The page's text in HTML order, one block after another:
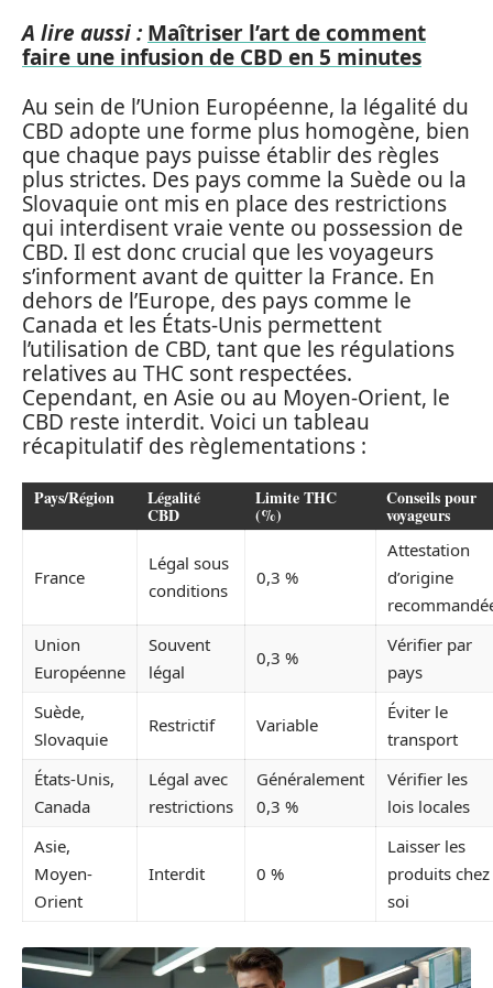
A lire aussi : Maîtriser l’art de comment
faire une infusion de CBD en 5 minutes
Au sein de l’Union Européenne, la légalité du
CBD adopte une forme plus homogène, bien
que chaque pays puisse établir des règles
plus strictes. Des pays comme la Suède ou la
Slovaquie ont mis en place des restrictions
qui interdisent vraie vente ou possession de
CBD. Il est donc crucial que les voyageurs
s’informent avant de quitter la France. En
dehors de l’Europe, des pays comme le
Canada et les États-Unis permettent
l’utilisation de CBD, tant que les régulations
relatives au THC sont respectées.
Cependant, en Asie ou au Moyen-Orient, le
CBD reste interdit. Voici un tableau
récapitulatif des règlementations :
Pays/Région Légalité
CBD
Limite THC
(%)
Conseils pour
voyageurs
France
Légal sous
conditions
0,3 %
Attestation
d’origine
Union
Européenne
Souvent
légal
0,3 %
Vérifier par
pays
Suède,
Slovaquie
Restrictif Variable
Éviter le
transport
États-Unis,
Canada
Légal avec
restrictions
Généralement
0,3 %
Vérifier les
lois locales
Asie,
Moyen-
Orient
Interdit 0 %
Laisser les
produits chez
soi